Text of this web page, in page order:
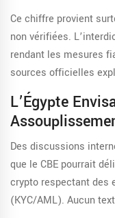
Ce chiffre provient
non vérifiées.
rendant les mesures
sources officielles
L’Égypte
Des discussions
que le CBE pourrait
crypto respectant des
(KYC/AML). Aucun